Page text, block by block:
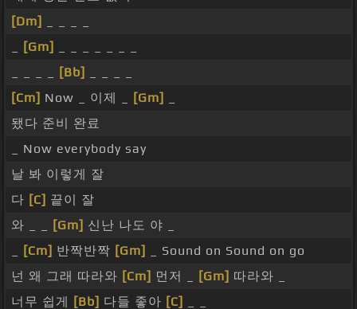
[Dm]
[Gm]
[Bb]
[Cm] Now _ 이제 _ [Gm]
됐다 준비 완료
_ Now everybody say
날 봐 이렇게 잘
다 [C] 끝이 잘
와 _ _
[Gm] 신난 나도 야 _
[Cm] 반짝반짝 [Gm]
_ Sound on Sound on go
넌 왜 그래 따라와 [Cm] 먼저 _ [Gm] 따라와 _
너무 쉽게
[Bb] 다들 좋아 [C]